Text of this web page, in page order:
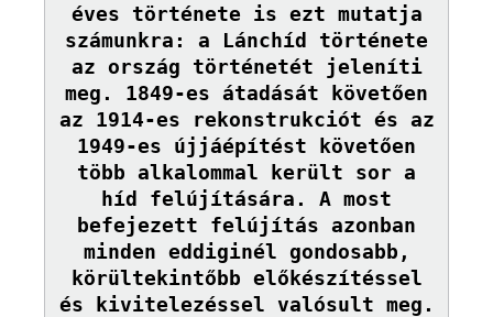
éves története is ezt mutatja
számunkra: a Lánchíd története
az ország történetét jeleníti
meg. 1849-es átadását követően
az 1914-es rekonstrukciót és az
1949-es újjáépítést követően
több alkalommal került sor a
híd felújítására. A most
befejezett felújítás azonban
minden eddiginél gondosabb,
körültekintőbb előkészítéssel
és kivitelezéssel valósult meg.